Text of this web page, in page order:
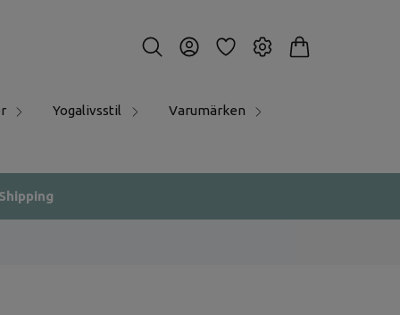
Yogalivsstil Varumärken